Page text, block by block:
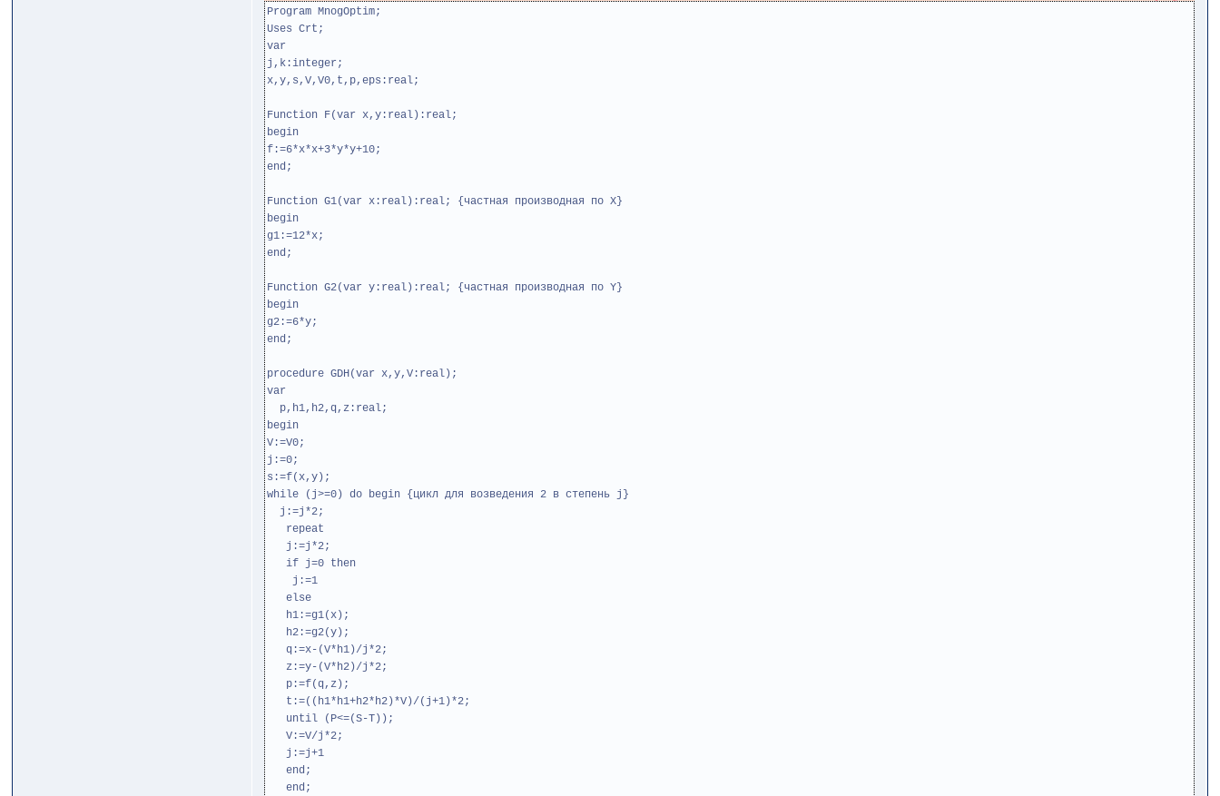
Program MnogOptim;
Uses Crt;
var
j,k:integer;
x,y,s,V,V0,t,p,eps:real;
Function F(var x,y:real):real;
begin
f:=6*x*x+3*y*y+10;
end;
Function G1(var x:real):real; {частная производная по Х}
begin
g1:=12*x;
end;
Function G2(var y:real):real; {частная производная по Y}
begin
g2:=6*y;
end;
procedure GDH(var x,y,V:real);
var
p,h1,h2,q,z:real;
begin
V:=V0;
j:=0;
s:=f(x,y);
while (j>=0) do begin {цикл для возведения 2 в степень j}
j:=j*2;
repeat
j:=j*2;
if j=0 then
j:=1
else
h1:=g1(x);
h2:=g2(y);
q:=x-(V*h1)/j*2;
z:=y-(V*h2)/j*2;
p:=f(q,z);
t:=((h1*h1+h2*h2)*V)/(j+1)*2;
until (P<=(S-T));
V:=V/j*2;
j:=j+1
end;
end;